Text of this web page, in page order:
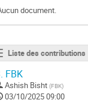
document.
Liste des contributions
FBK
Ashish Bisht (FBK)
03/10/2025 09:00